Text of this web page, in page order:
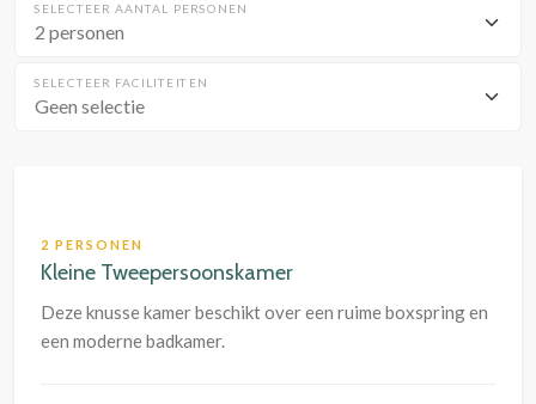
SELECTEER AANTAL PERSONEN
Geen selectie
SELECTEER FACILITEITEN
2 PERSONEN
Kleine Tweepersoonskamer
Deze knusse kamer beschikt over een ruime boxspring en
een moderne badkamer.